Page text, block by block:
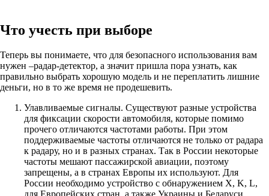
Что учесть при выборе
Теперь вы понимаете, что для безопасного использования вам
нужен –радар-детектор, а значит пришла пора узнать, как
правильно выбрать хорошую модель и не переплатить лишние
деньги, но в то же время не продешевить.
Улавливаемые сигналы. Существуют разные устройства
для фиксации скорости автомобиля, которые помимо
прочего отличаются частотами работы. При этом
поддерживаемые частоты отличаются не только от радара
к радару, но и в разных странах. Так в России некоторые
частоты мешают пассажирской авиации, поэтому
запрещены, а в странах Европы их используют. Для
России необходимо устройство с обнаружением X, K, L,